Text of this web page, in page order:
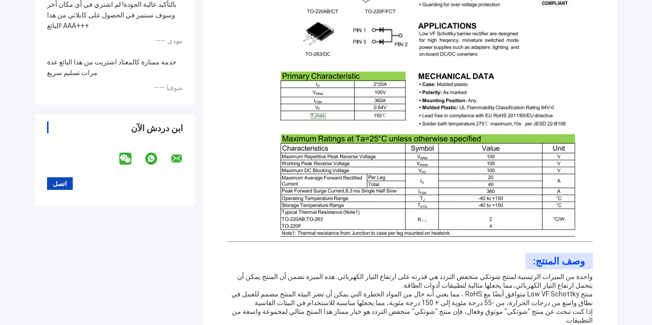
بالتأكيد عالية الجودة! لم اشتري في أي مكان آخر
وسوف تستمر في الحصول على كابلاتي من هذا
البائع! AAA+++
—— مهدي
خدمة ممتازة كالمعتاد اشتريت من هذا البائع عدة
مرات تسليم سريع
—— صوفيا
ابن دردش الآن
وصف المنتج:
واحدة من الميزات الرئيسية لمنتج شوتكي منخفض التردد هي قدرته على ارتفاع التيار الكهربائي. هذه الميزة تضمن أن المنتج يمكن أن
يتحمل ارتفاع التيار الكهربائي،مما يجعلها مثالية لتطبيقات أدوات الطاقة.
منتج Low VF Schottky متوافق أيضًا مع RoHS ، مما يعني أنه خال من المواد الخطرة التي يمكن أن تضر البيئة.المنتج مصمم للعمل في
نطاق واسع من درجات الحرارة، من -55 درجة مئوية إلى + 150 درجة مئوية، مما يجعلها مناسبة للاستخدام في البيئات القاسية.
إذا كنت تبحث عن منتج "شوتكي" موثوق وفعال، فإن منتج "شوتكي" منخفض التردد هو خيار ممتاز.هذا المنتج مثالي لمجموعة واسعة من
التطبيقات.